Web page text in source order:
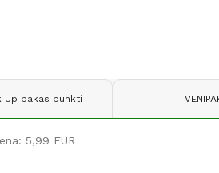
Up pakas punkti
5,99 EUR